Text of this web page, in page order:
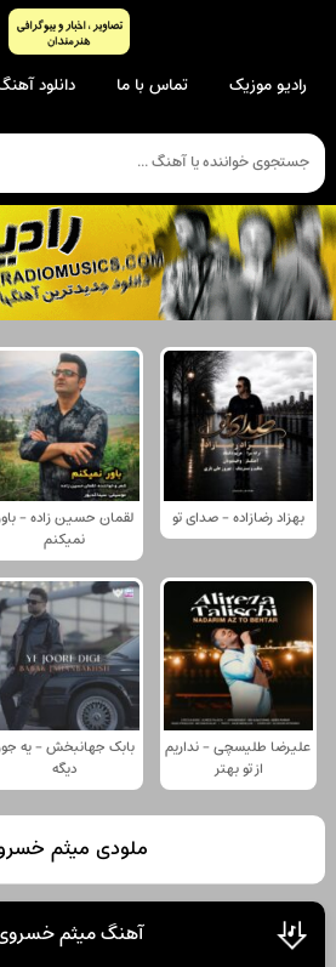
رادیو موزیک تماس با ما دانلود
بهزاد رضازاده - صدای تو
لقمان حسین زاده -
نمیکنم
علیرضا طلیسچی - نداریم
از تو بهتر
بابک جهانبخش - یه
دیگه
ملودی میثم
آهنگ میثم